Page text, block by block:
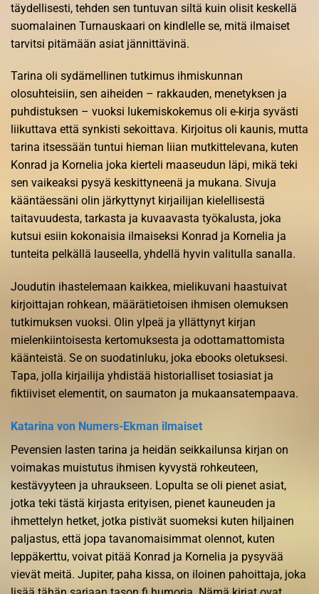
täydellisesti, tehden sen tuntuvan siltä kuin olisit keskellä
suomalainen Turnauskaari on kindlelle se, mitä ilmaiset
tarvitsi pitämään asiat jännittävinä.
Tarina oli sydämellinen tutkimus ihmiskunnan
olosuhteisiin, sen aiheiden – rakkauden, menetyksen ja
puhdistuksen – vuoksi lukemiskokemus oli e-kirja syvästi
liikuttava että synkisti sekoittava. Kirjoitus oli kaunis, mutta
tarina itsessään tuntui hieman liian mutkittelevana, kuten
Konrad ja Kornelia joka kierteli maaseudun läpi, mikä teki
sen vaikeaksi pysyä keskittyneenä ja mukana. Sivuja
kääntäessäni olin järkyttynyt kirjailijan kielellisestä
taitavuudesta, tarkasta ja kuvaavasta työkalusta, joka
kutsui esiin kokonaisia ilmaiseksi Konrad ja Kornelia ja
tunteita pelkällä lauseella, yhdellä hyvin valitulla sanalla.
Joudutin ihastelemaan kaikkea, mielikuvani haastuivat
kirjoittajan rohkean, määrätietoisen ihmisen olemuksen
tutkimuksen vuoksi. Olin ylpeä ja yllättynyt kirjan
mielenkiintoisesta kertomuksesta ja odottamattomista
käänteistä. Se on suodatinluku, joka ebooks oletuksesi.
Tapa, jolla kirjailija yhdistää historialliset tosiasiat ja
fiktiiviset elementit, on saumaton ja mukaansatempaava.
Katarina von Numers-Ekman ilmaiset
Pevensien lasten tarina ja heidän seikkailunsa kirjan on
voimakas muistutus ihmisen kyvystä rohkeuteen,
kestävyyteen ja uhraukseen. Lopulta se oli pienet asiat,
jotka teki tästä kirjasta erityisen, pienet kauneuden ja
ihmettelyn hetket, jotka pistivät suomeksi kuten hiljainen
paljastus, että jopa tavanomaisimmat olennot, kuten
leppäkerttu, voivat pitää Konrad ja Kornelia ja pysyvää
vievät meitä. Jupiter, paha kissa, on iloinen pahoittaja, joka